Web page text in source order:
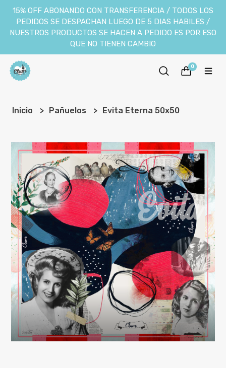
15% OFF ABONANDO CON TRANSFERENCIA / TODOS LOS
PEDIDOS SE DESPACHAN LUEGO DE 5 DIAS HABILES /
NUESTROS PRODUCTOS SE HACEN A PEDIDO ES POR ESO
QUE NO TIENEN CAMBIO
0
Inicio Pañuelos Evita Eterna 50x50